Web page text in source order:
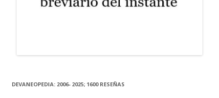
DEVANEOPEDIA: 2006- 2025; 1600 RESEÑAS